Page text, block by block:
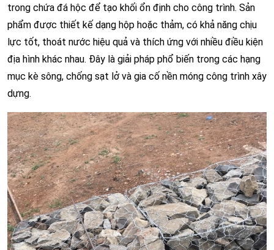
trong chứa đá hộc để tạo khối ổn định cho công trình. Sản
phẩm được thiết kế dạng hộp hoặc thảm, có khả năng chịu
lực tốt, thoát nước hiệu quả và thích ứng với nhiều điều kiện
địa hình khác nhau. Đây là giải pháp phổ biến trong các hạng
mục kè sông, chống sạt lở và gia cố nền móng công trình xây
dựng.